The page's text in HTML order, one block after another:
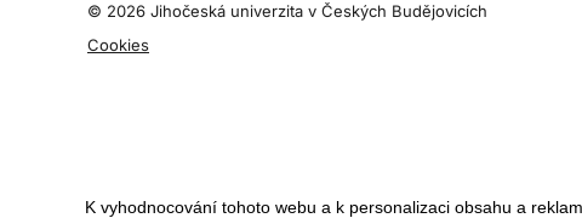
© 2026 Jihočeská univerzita v Českých Budějovicích
Cookies
K vyhodnocování tohoto webu a k personalizaci obsahu a